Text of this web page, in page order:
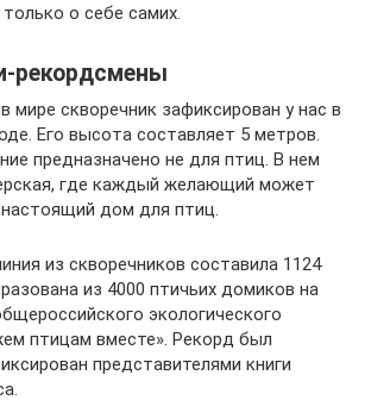
о себе самих.
рекордсмены
скворечник зaфиксирован у нас в
Его высота составляет 5 метров.
предназначено не для птиц. В нем
где каждый желающий может
дом для птиц.
из скворечников составила 1124
из 4000 птичьих домиков на
экологического
птицам вместе». Рекорд был
представителями книги